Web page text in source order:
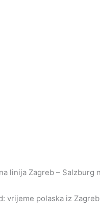
linija Zagreb – Salzburg
vrijeme polaska iz